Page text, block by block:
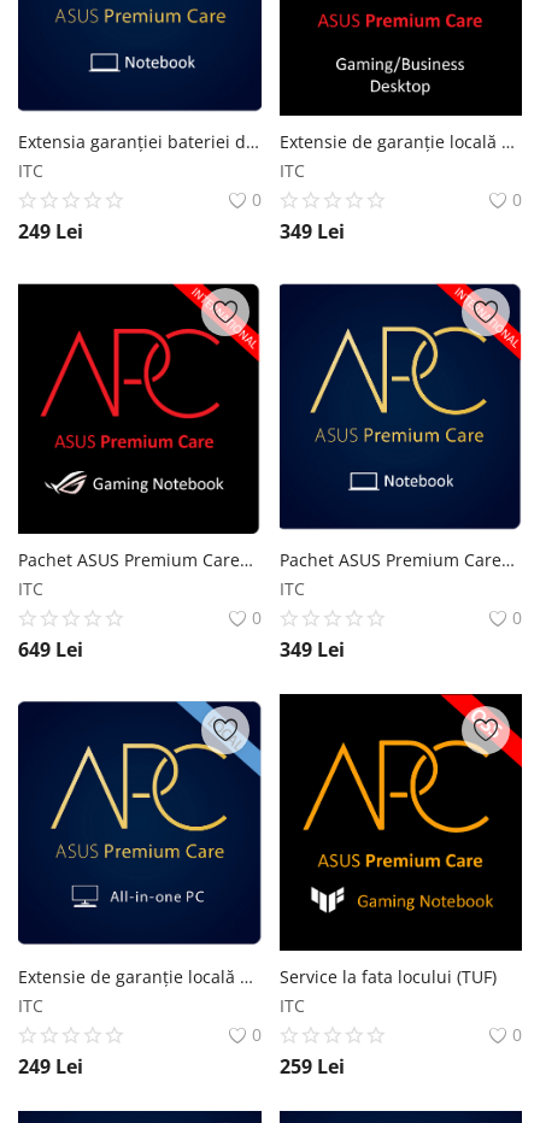
Extensia garanției bateriei de la 2 la 3 ani pentru Laptop ASUS
ITC
0
249 Lei
Extensie de garanție locală de la 3 ani la 5 ani pentru Desktop Business/Gaming
ITC
0
349 Lei
Pachet ASUS Premium Care+ Silver - Extensie de garanție internatională de la 2 ani la 3 ani, inclusiv garanție baterie ASUS
ITC
0
649 Lei
Pachet ASUS Premium Care+ Silver - Extensie de garanție internatională de la 2 ani la 3 ani, inclusiv garanție baterie ASUS
ITC
0
349 Lei
Extensie de garanție locală de la 2 ani la 5 ani pentru All-in-one PC ASUS
ITC
0
249 Lei
Service la fata locului (TUF)
ITC
0
259 Lei